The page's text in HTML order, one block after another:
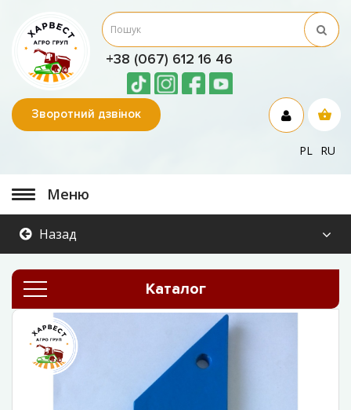
+38 (067) 612 16 46
Зворотний дзвінок
PL RU
Меню
Назад
Каталог